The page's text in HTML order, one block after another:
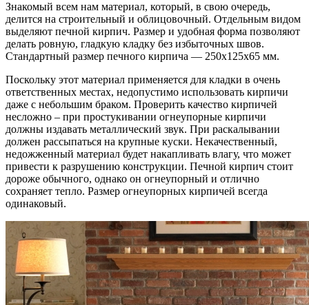
Знакомый всем нам материал, который, в свою очередь,
делится на строительный и облицовочный. Отдельным видом
выделяют печной кирпич. Размер и удобная форма позволяют
делать ровную, гладкую кладку без избыточных швов.
Стандартный размер печного кирпича — 250х125х65 мм.
Поскольку этот материал применяется для кладки в очень
ответственных местах, недопустимо использовать кирпичи
даже с небольшим браком. Проверить качество кирпичей
несложно – при простукивании огнеупорные кирпичи
должны издавать металлический звук. При раскалывании
должен рассыпаться на крупные куски. Некачественный,
недожженный материал будет накапливать влагу, что может
привести к разрушению конструкции. Печной кирпич стоит
дороже обычного, однако он огнеупорный и отлично
сохраняет тепло. Размер огнеупорных кирпичей всегда
одинаковый.